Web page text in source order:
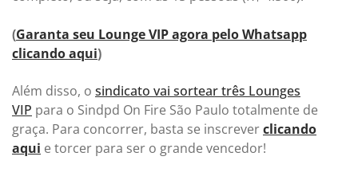
(Garanta seu Lounge VIP agora pelo Whatsapp
clicando aqui)
Além disso, o sindicato vai sortear três Lounges
VIP para o Sindpd On Fire São Paulo totalmente de
graça. Para concorrer, basta se inscreverclicando
aqui e torcer para ser o grande vencedor!